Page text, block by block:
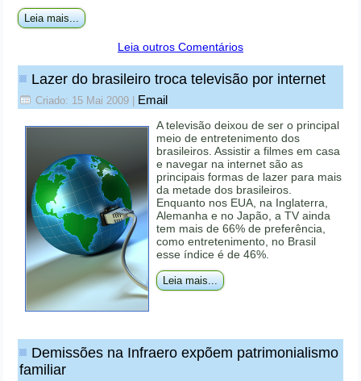
Leia mais...
Leia outros Comentários
Lazer do brasileiro troca televisão por internet
Criado: 15 Mai 2009 Email
A televisão deixou de ser o principal
meio de entretenimento dos
brasileiros. Assistir a filmes em casa
e navegar na internet são as
principais formas de lazer para mais
da metade dos brasileiros.
Enquanto nos EUA, na Inglaterra,
Alemanha e no Japão, a TV ainda
tem mais de 66% de preferência,
como entretenimento, no Brasil
esse índice é de 46%.
Leia mais...
Demissões na Infraero expõem patrimonialismo
familiar